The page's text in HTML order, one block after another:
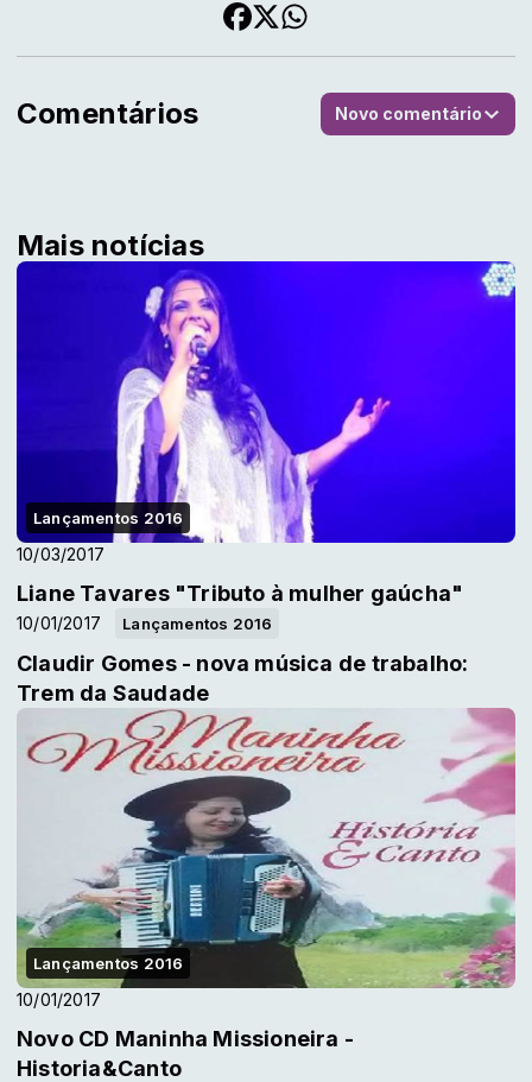
Comentários Novo comentário
Mais notícias
Lançamentos 2016
10/03/2017
Liane Tavares "Tributo à mulher gaúcha"
Lançamentos 2016
10/01/2017
Claudir Gomes - nova música de trabalho:
Trem da Saudade
Lançamentos 2016
10/01/2017
Novo CD Maninha Missioneira -
Historia&Canto